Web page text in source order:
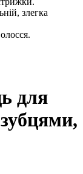
злегка
для